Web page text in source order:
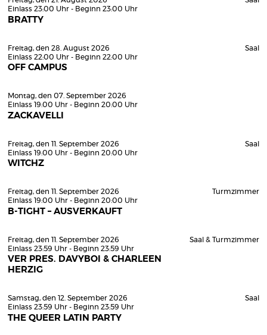
Einlass 23:00 Uhr - Beginn 23:00 Uhr
BRATTY
Freitag, den 28. August 2026
Einlass 22:00 Uhr - Beginn 22:00 Uhr
OFF CAMPUS
Saal
Montag, den 07. September 2026
Einlass 19:00 Uhr - Beginn 20:00 Uhr
ZACKAVELLI
Freitag, den 11. September 2026
Einlass 19:00 Uhr - Beginn 20:00 Uhr
WITCHZ
Saal
Freitag, den 11. September 2026
Einlass 19:00 Uhr - Beginn 20:00 Uhr
B-TIGHT – AUSVERKAUFT
Turmzimmer
Freitag, den 11. September 2026
Einlass 23:59 Uhr - Beginn 23:59 Uhr
VER PRES. DAVYBOI & CHARLEEN
HERZIG
Saal & Turmzimmer
Samstag, den 12. September 2026
Einlass 23:59 Uhr - Beginn 23:59 Uhr
THE QUEER LATIN PARTY
Saal